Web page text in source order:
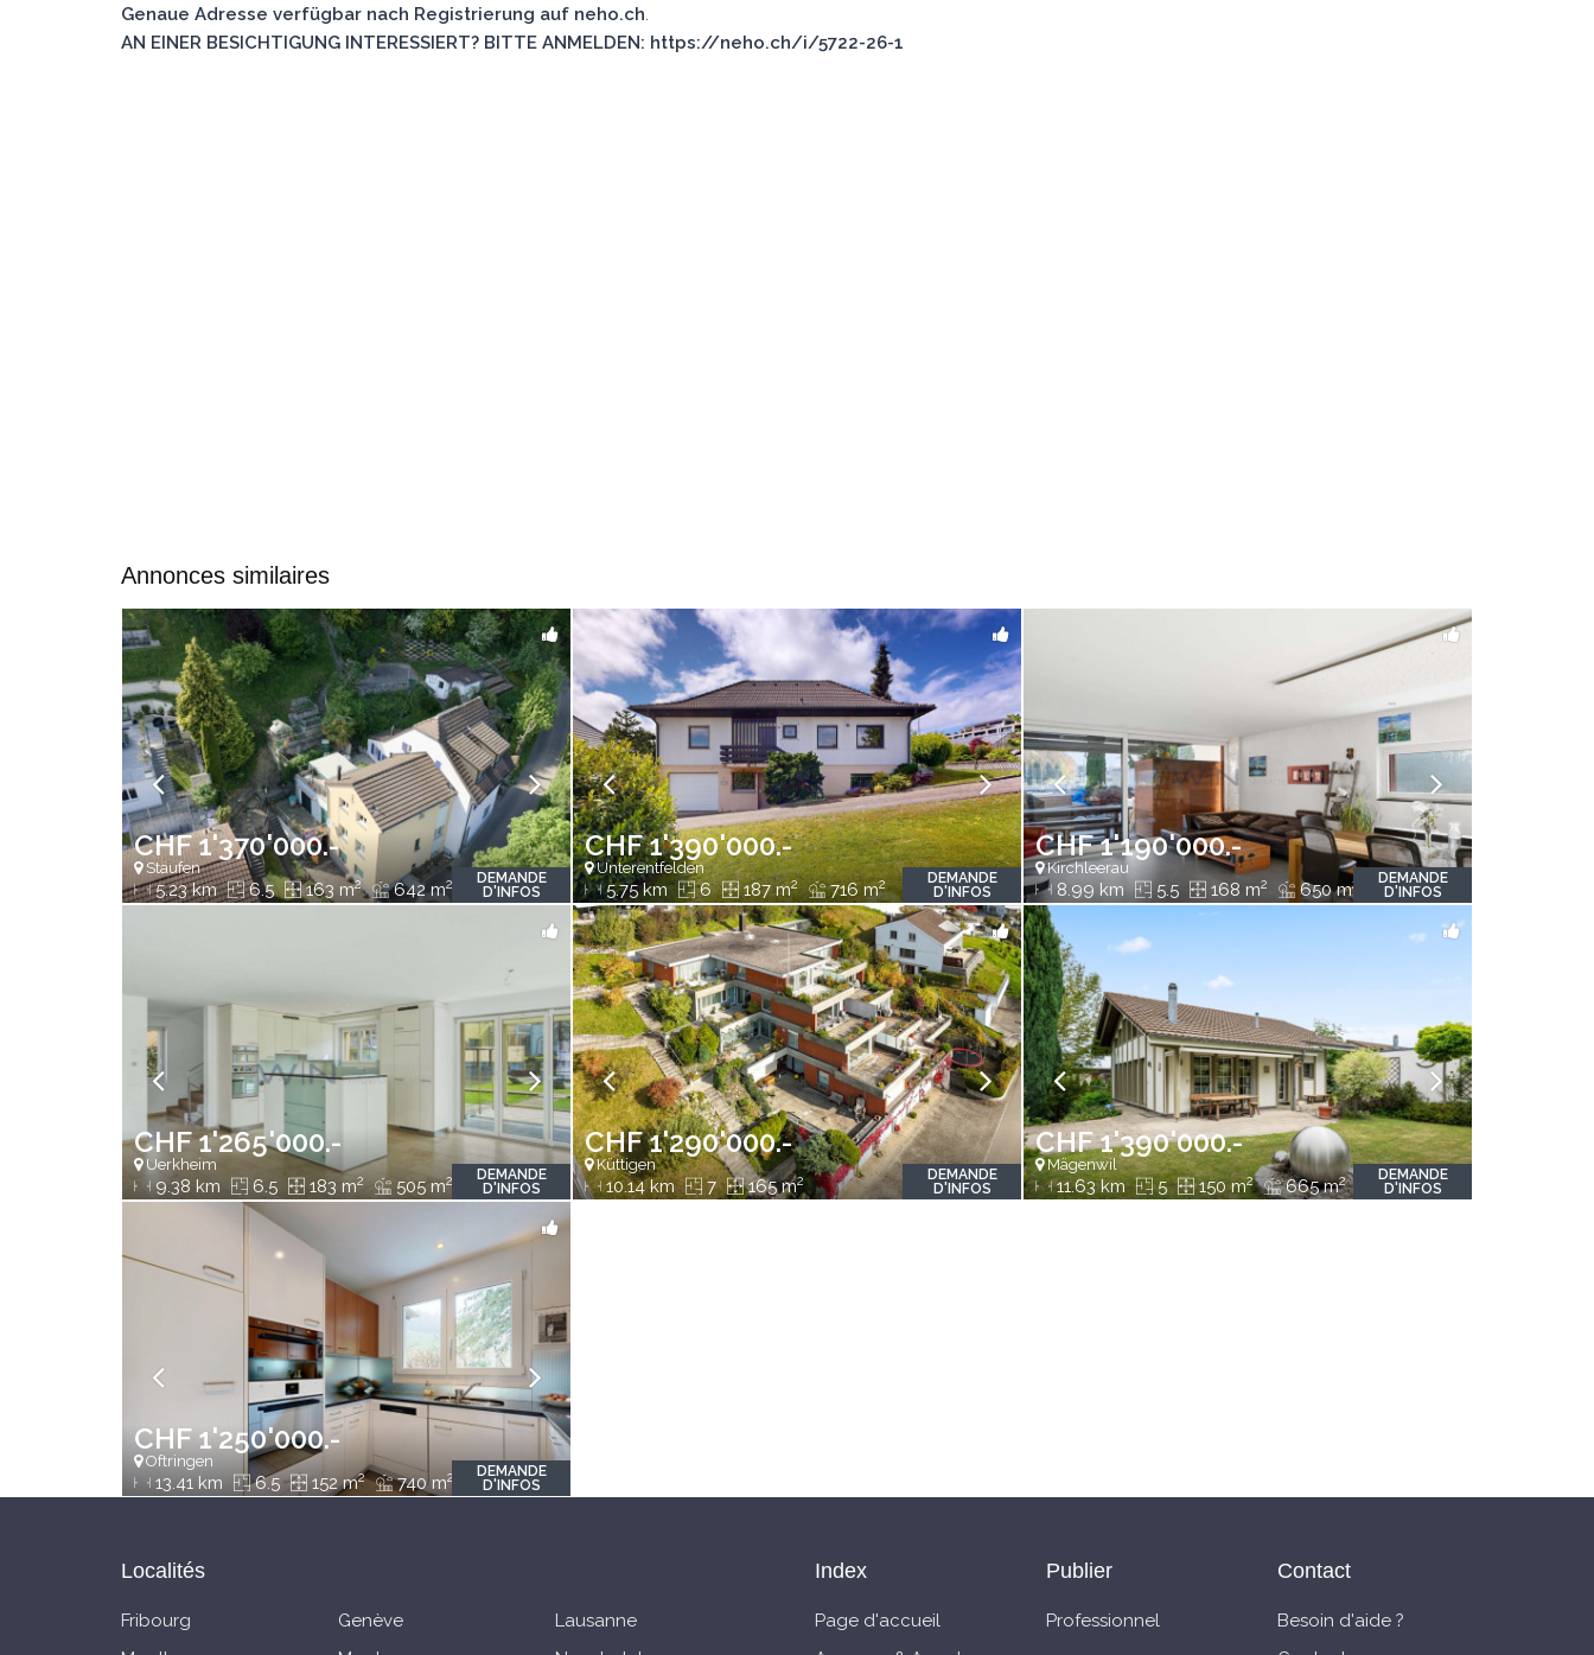
Genaue Adresse verfügbar nach Registrierung auf neho.ch.
AN EINER BESICHTIGUNG INTERESSIERT? BITTE ANMELDEN: https://neho.ch/i/5722-26-1
Annonces similaires
CHF 1'370'000.-
Staufen
5.23 km 6.5 163 m2 642 m2
DEMANDE
D'INFOS
CHF 1'390'000.-
Unterentfelden
5.75 km 6 187 m2 716 m2
DEMANDE
D'INFOS
CHF 1'190'000.-
Kirchleerau
8.99 km 5.5 168 m2 650 m2
DEMANDE
D'INFOS
CHF 1'265'000.-
Uerkheim
9.38 km 6.5 183 m2 505 m2
DEMANDE
D'INFOS
CHF 1'290'000.-
Küttigen
10.14 km 7 165 m2
DEMANDE
D'INFOS
CHF 1'390'000.-
Mägenwil
11.63 km 5 150 m2 665 m2
DEMANDE
D'INFOS
CHF 1'250'000.-
Oftringen
13.41 km 6.5 152 m2 740 m2
DEMANDE
D'INFOS
Localités
Fribourg Genève
Lausanne
Index
Page d'accueil
Publier
Professionnel
Contact
Besoin d'aide ?